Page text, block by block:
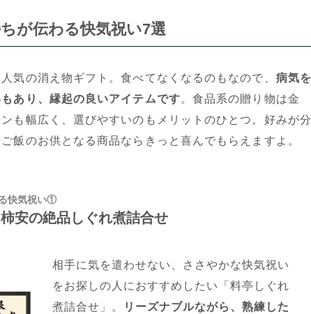
が伝わる快気祝い7選
気の消え物ギフト。食べてなくなるのもなので、 病気を
あり、縁起の良いアイテムです。食品系の贈り物は金
も幅広く、選びやすいのもメリットのひとつ。好みが分
飯のお供となる商品ならきっと喜んでもらえますよ。
快気祝い①
安の絶品しぐれ煮詰合せ
相手に気を遣わせない、ささやかな快気祝い
をお探しの人におすすめしたい「料亭しぐれ
煮詰合せ」。
リーズナブルながら、熟練した